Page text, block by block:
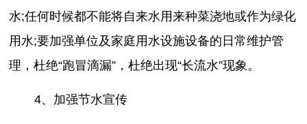
水;任何时候都不能将自来水用来种菜浇地或作为绿化
用水;要加强单位及家庭用水设施设备的日常维护管
理，杜绝“跑冒滴漏”，杜绝出现“长流水”现象。
4、加强节水宣传